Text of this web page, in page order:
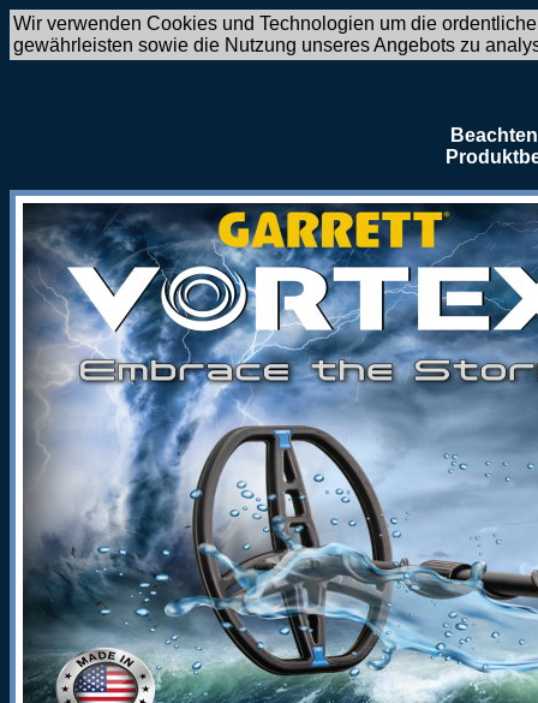
Wir verwenden Cookies und Technologien um die
gewährleisten sowie die Nutzung unseres Angebots zu